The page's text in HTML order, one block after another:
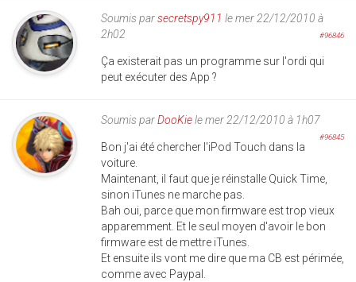
Soumis parsecretspy911 le mer 22/12/2010 à
2h02
#96846
Ça existerait pas un programme sur l'ordi qui
peut exécuter des App ?
Soumis parDooKiele mer 22/12/2010 à 1h07
#96845
Bon j'ai été chercher l'iPod Touch dans la
voiture.
Maintenant, il faut que je réinstalle Quick Time,
sinon iTunes ne marche pas.
Bah oui, parce que mon firmware est trop vieux
apparemment. Et le seul moyen d'avoir le bon
firmware est de mettre iTunes.
Et ensuite ils vont me dire que ma CB est périmée,
comme avec Paypal.